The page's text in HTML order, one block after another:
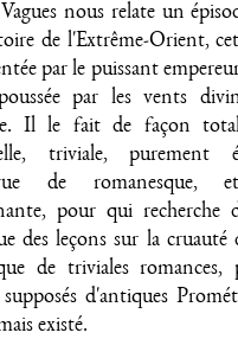
nous relate un
de l'Extrême-Orient,
par le puissant
par les vents
Il le fait de façon
triviale, purement
de romanesque,
pour qui recherche
des leçons sur la cruauté
de triviales romances,
d'antiques
existé.